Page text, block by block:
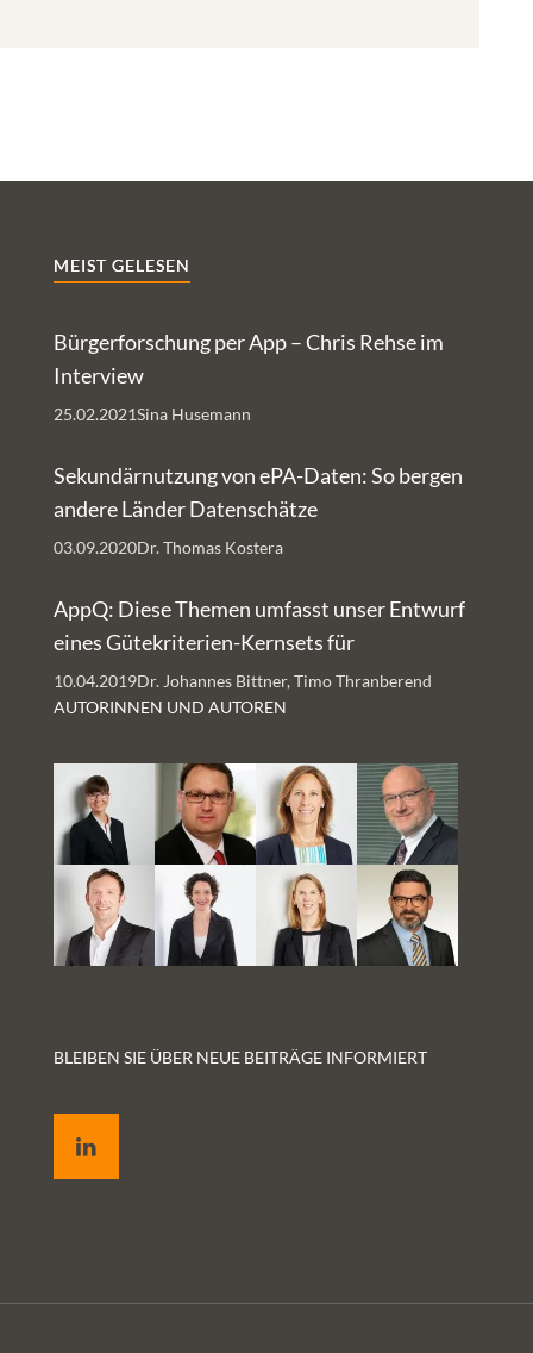
MEIST GELESEN
Bürgerforschung per App – Chris Rehse im
Interview
Sina Husemann
25.02.2021
Sekundärnutzung von ePA-Daten: So bergen
andere Länder Datenschätze
Dr. Thomas Kostera
03.09.2020
AppQ: Diese Themen umfasst unser Entwurf
eines Gütekriterien-Kernsets für
Gesundheits-AppsDr. Johannes Bittner, Timo Thranberend
10.04.2019
AUTORINNEN UND AUTOREN
BLEIBEN SIE ÜBER NEUE BEITRÄGE INFORMIERT